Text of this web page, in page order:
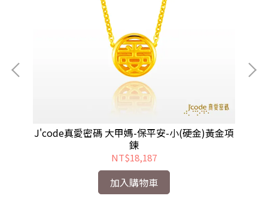
J'code真愛密碼 大甲媽-保平安-小(硬金)黃金項
鍊
NT$18,187
加入購物車